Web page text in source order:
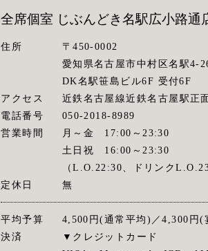
全席個室 じぶんどき名駅広小路通
住所
〒450-0002
愛知県名古屋市中村区名駅4-
DK名駅笹島ビル6F 受付6F
アクセス
近鉄名古屋線近鉄名古屋駅正
電話番号
050-2018-8989
営業時間
月～金 17:00～23:30
土日祝 16:00～23:30
（L.O.22:30、ドリンク
定休日
無
平均予算
4,500円(通常平均)／4,300円(
決済
▼クレジットカード